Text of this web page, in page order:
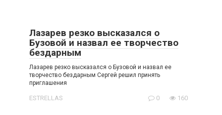
Лазарев резко высказался о
Бузовой и назвал ее творчество
бездарным
Лазарев резко высказался о Бузовой и назвал ее
творчество бездарным Cepгей решил принять
приглашения
ESTRELLAS 0 160